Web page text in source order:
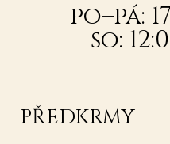
po–pá:
so:
PŘEDKRMY